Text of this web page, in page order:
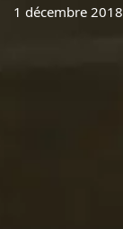
1 décembre 2018